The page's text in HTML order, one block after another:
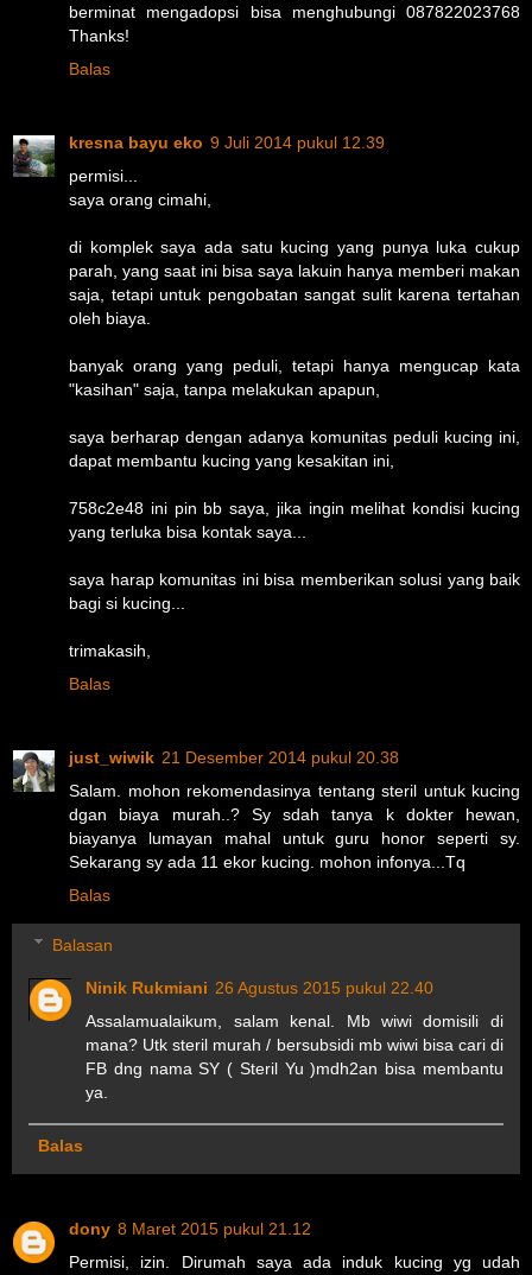
berminat mengadopsi bisa menghubungi 087822023768
Thanks!
Balas
kresna bayu eko 9 Juli 2014 pukul 12.39
permisi...
saya orang cimahi,
di komplek saya ada satu kucing yang punya luka cukup
parah, yang saat ini bisa saya lakuin hanya memberi makan
saja, tetapi untuk pengobatan sangat sulit karena tertahan
oleh biaya.
banyak orang yang peduli, tetapi hanya mengucap kata
"kasihan" saja, tanpa melakukan apapun,
saya berharap dengan adanya komunitas peduli kucing ini,
dapat membantu kucing yang kesakitan ini,
758c2e48 ini pin bb saya, jika ingin melihat kondisi kucing
yang terluka bisa kontak saya...
saya harap komunitas ini bisa memberikan solusi yang baik
bagi si kucing...
trimakasih,
Balas
just_wiwik 21 Desember 2014 pukul 20.38
Salam. mohon rekomendasinya tentang steril untuk kucing
dgan biaya murah..? Sy sdah tanya k dokter hewan,
biayanya lumayan mahal untuk guru honor seperti sy.
Sekarang sy ada 11 ekor kucing. mohon infonya...Tq
Balas
Balasan
Ninik Rukmiani 26 Agustus 2015 pukul 22.40
Assalamualaikum, salam kenal. Mb wiwi domisili di
mana? Utk steril murah / bersubsidi mb wiwi bisa cari di
FB dng nama SY ( Steril Yu )mdh2an bisa membantu
ya.
Balas
dony 8 Maret 2015 pukul 21.12
Permisi, izin. Dirumah saya ada induk kucing yg udah